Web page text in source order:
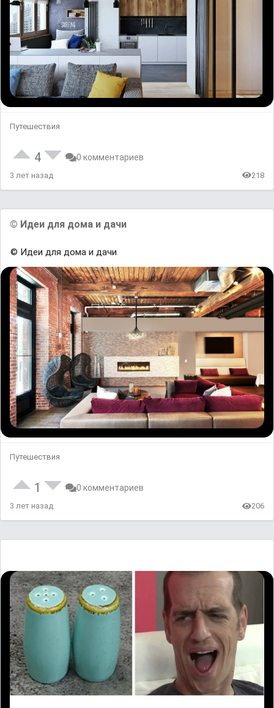
Путешествия
4 0 комментариев
3 лет назад 218
© Идеи для дома и дачи
© Идеи для дома и дачи
Путешествия
1 0 комментариев
3 лет назад 206